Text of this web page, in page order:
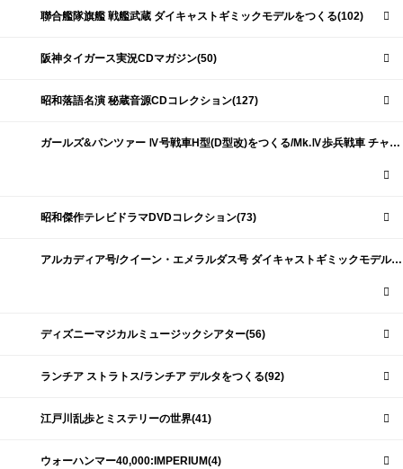
聯合艦隊旗艦 戦艦武蔵 ダイキャストギミックモデルをつくる(102)
阪神タイガース実況CDマガジン(50)
昭和落語名演 秘蔵音源CDコレクション(127)
ガールズ&パンツァー Ⅳ号戦車H型(D型改)をつくる/Mk.Ⅳ歩兵戦車 チャーチルMk.Ⅶをつくる(191)
昭和傑作テレビドラマDVDコレクション(73)
アルカディア号/クイーン・エメラルダス号 ダイキャストギミックモデルをつくる(159)
ディズニーマジカルミュージックシアター(56)
ランチア ストラトス/ランチア デルタをつくる(92)
江戸川乱歩とミステリーの世界(41)
ウォーハンマー40,000:IMPERIUM(4)